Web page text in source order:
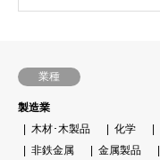
業種
製造業
木材･木製品
化学
非鉄金属
金属製品